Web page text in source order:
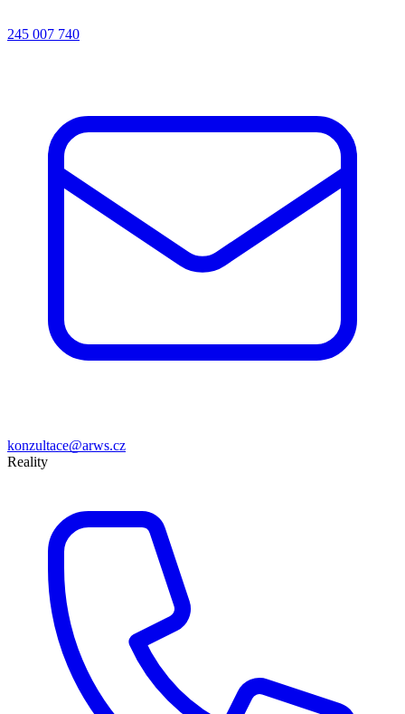
245 007 740
konzultace@arws.cz
Reality